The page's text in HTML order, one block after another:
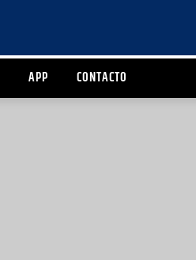
APP CONTACTO